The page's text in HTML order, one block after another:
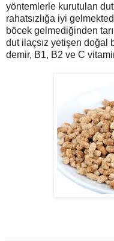
yöntemlerle kurutulan
rahatsızlığa iyi
böcek gelmediğinden
dut ilaçsız yetişen doğal
demir, B1, B2 ve C